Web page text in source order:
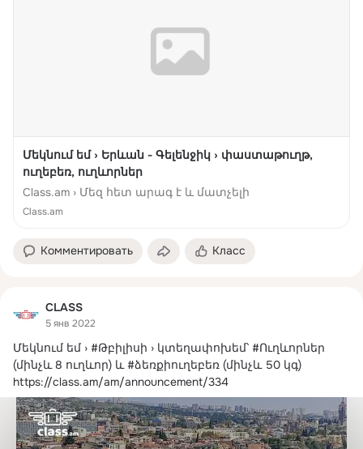
Մեկնում եմ › Երևան - Գելենջիկ › փաստաթուղթ,
ուղեբեռ, ուղևորներ
Class.am › Մեզ հետ արագ է և մատչելի
Class.am
Комментировать Класс
CLASS
5 янв 2022
Մեկնում եմ › #Թբիլիսի › կտեղափոխեմ՝ #Ուղևորներ
(մինչև 8 ուղևոր) և #ձեռքիուղեբեռ (մինչև 50 կգ)
https://class.am/am/announcement/334